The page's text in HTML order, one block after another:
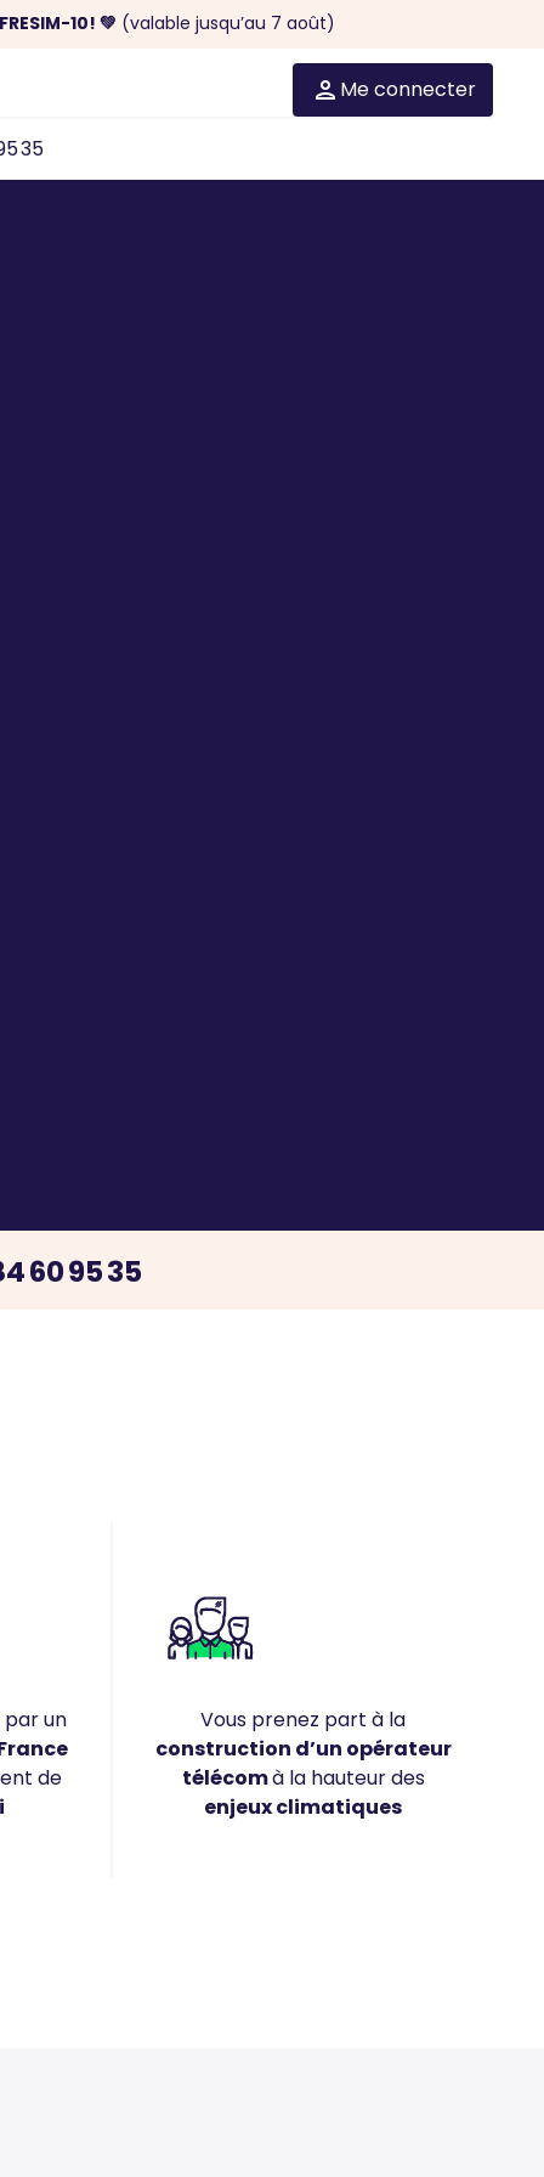
10! 💚 (valable jusqu’au 7 août)
Me connecter
35
60 95 35
un
de
Vous prenez part à la
construction d’un opérateur
télécomà la hauteur des
enjeux climatiques